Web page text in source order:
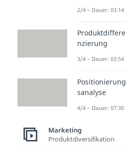
2/4 – Dauer: 03:14
Produktdiffere
nzierung
3/4 – Dauer: 03:54
Positionierung
sanalyse
4/4 – Dauer: 07:30
Marketing
Produktdiversifikation